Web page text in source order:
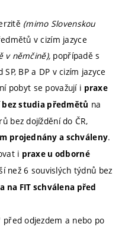
(mimo Slovenskou
v cizím jazyce
v němčině), popřípadě s
BP a DP v cizím jazyce
pobyt se považují i praxe
studia předmětů na
bez dojíždění do ČR,
projednány a schváleny.
i praxe u odborné
než 6 souvislých týdnů bez
na FIT schválena před
odjezdem a nebo po